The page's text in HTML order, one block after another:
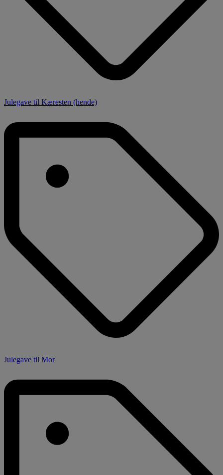
Julegave til Kæresten (hende)
Julegave til Mor